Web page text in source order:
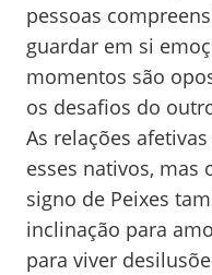
pessoas
guardar em si
momentos são
os desafios do
As relações
esses nativos, mas
signo de Peixes
inclinação para
para viver